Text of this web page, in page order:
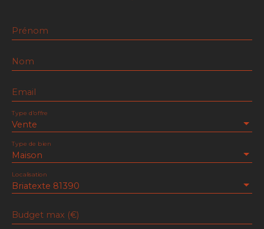
Prénom
Nom
Email
Vente
Type d'offre
Maison
Type de bien
Briatexte 81390
Localisation
Budget max (€)